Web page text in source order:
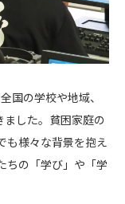
国の学校や地域、
ました。貧困家庭の
も様々な背景を抱え
ちの「学び」や「学